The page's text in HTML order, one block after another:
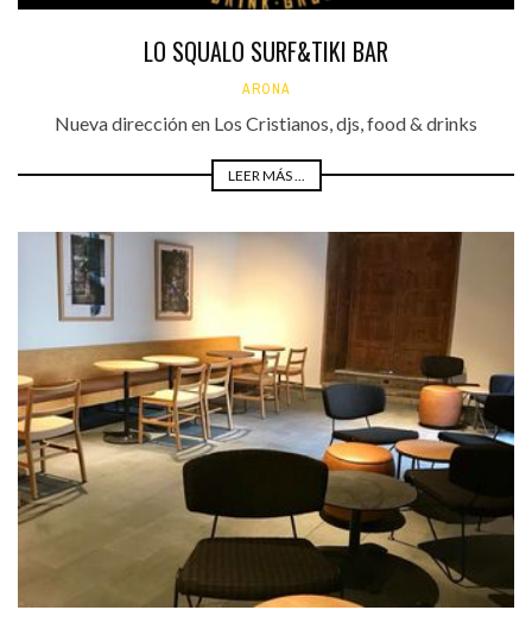
LO SQUALO SURF&TIKI BAR
ARONA
Nueva dirección en Los Cristianos, djs, food & drinks
LEER MÁS ...